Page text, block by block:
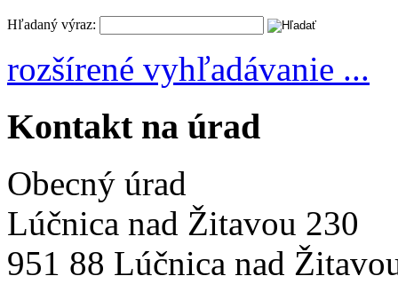
Hľadaný výraz:
rozšírené vyhľadávanie ...
Kontakt na úrad
Obecný úrad
Lúčnica nad Žitavou 230
951 88 Lúčnica nad